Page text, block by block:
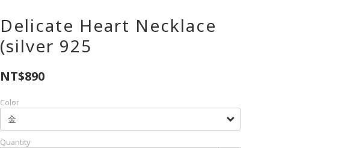
Delicate Heart Necklace
(silver 925
NT$890
Color
Quantity